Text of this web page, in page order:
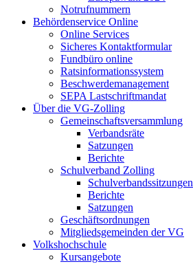
Notrufnummern
Behördenservice Online
Online Services
Sicheres Kontaktformular
Fundbüro online
Ratsinformationssystem
Beschwerdemanagement
SEPA Lastschriftmandat
Über die VG-Zolling
Gemeinschaftsversammlung
Verbandsräte
Satzungen
Berichte
Schulverband Zolling
Schulverbandssitzungen
Berichte
Satzungen
Geschäftsordnungen
Mitgliedsgemeinden der VG
Volkshochschule
Kursangebote